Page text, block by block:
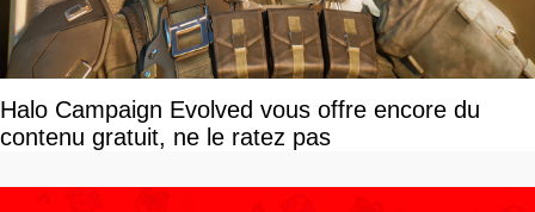
Halo Campaign Evolved vous offre encore du
contenu gratuit, ne le ratez pas